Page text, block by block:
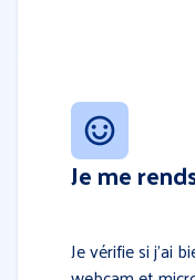
Je me
Je vérifie si j’ai